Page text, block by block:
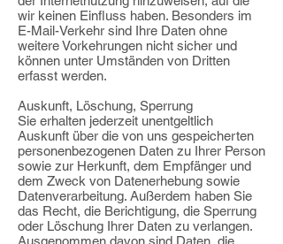
wir keinen Einfluss haben. Besonders im
E-Mail-Verkehr sind Ihre Daten ohne
weitere Vorkehrungen nicht sicher und
können unter Umständen von Dritten
erfasst werden.
Auskunft, Löschung, Sperrung
Sie erhalten jederzeit unentgeltlich
Auskunft über die von uns gespeicherten
personenbezogenen Daten zu Ihrer Person
sowie zur Herkunft, dem Empfänger und
dem Zweck von Datenerhebung sowie
Datenverarbeitung. Außerdem haben Sie
das Recht, die Berichtigung, die Sperrung
oder Löschung Ihrer Daten zu verlangen.
Ausgenommen davon sind Daten, die